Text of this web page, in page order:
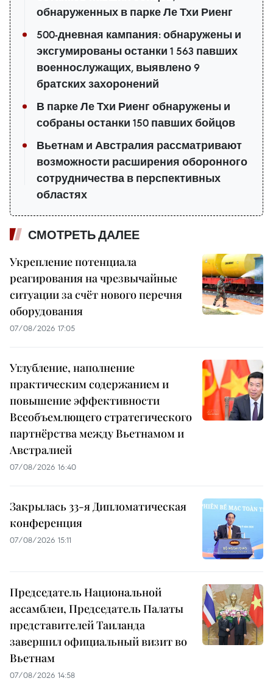
обнаруженных в парке Ле Тхи Риенг
500-дневная кампания: обнаружены и
эксгумированы останки 1 563 павших
военнослужащих, выявлено 9
братских захоронений
В парке Ле Тхи Риенг обнаружены и
собраны останки 150 павших бойцов
Вьетнам и Австралия рассматривают
возможности расширения оборонного
сотрудничества в перспективных
областях
СМОТРЕТЬ ДАЛЕЕ
Укрепление потенциала
реагирования на чрезвычайные
ситуации за счёт нового перечня
оборудования
07/08/2026 17:05
Углубление, наполнение
практическим содержанием и
повышение эффективности
Всеобъемлющего стратегического
партнёрства между Вьетнамом и
Австралией
07/08/2026 16:40
Закрылась 33-я Дипломатическая
конференция
07/08/2026 15:11
Председатель Национальной
ассамблеи, Председатель Палаты
представителей Таиланда
завершил официальный визит во
Вьетнам
07/08/2026 14:58